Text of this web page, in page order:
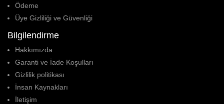
Ödeme
Üye Gizliliği ve Güvenliği
Bilgilendirme
Hakkımızda
Garanti ve İade Koşulları
Gizlilik politikası
İnsan Kaynakları
İletişim